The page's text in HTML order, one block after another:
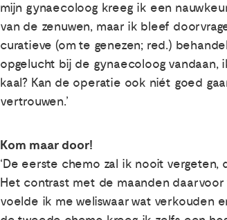
mijn gynaecoloog kreeg ik een
van de zenuwen, maar ik bleef
curatieve (om te genezen; red.)
opgelucht bij de gynaecoloog vandaan,
kaal? Kan de operatie ook niét goed
vertrouwen.’
Kom maar door!
‘De eerste chemo zal ik nooit
Het contrast met de maanden
voelde ik me weliswaar wat verkouden